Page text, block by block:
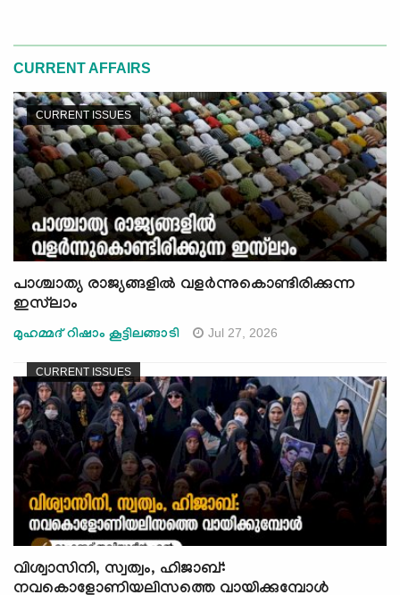
CURRENT AFFAIRS
CURRENT ISSUES
പാശ്ചാത്യ രാജ്യങ്ങളിൽ വളർന്നുകൊണ്ടിരിക്കുന്ന
ഇസ്‍ലാം
മുഹമ്മദ് റിഷാം കൂട്ടിലങ്ങാടി Jul 27, 2026
CURRENT ISSUES
വിശ്വാസിനി, സ്വത്വം, ഹിജാബ്:
നവകൊളോണിയലിസത്തെ വായിക്കുമ്പോൾ